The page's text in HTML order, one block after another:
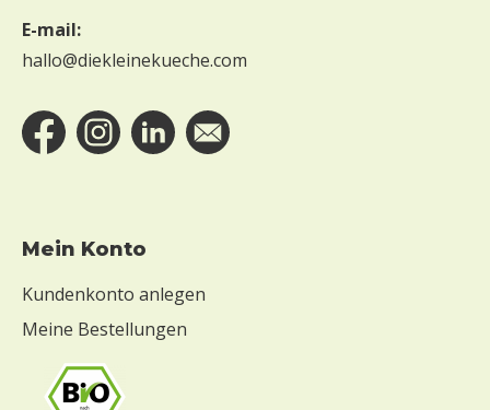
E-mail:
hallo@diekleinekueche.com
Mein Konto
Kundenkonto anlegen
Meine Bestellungen